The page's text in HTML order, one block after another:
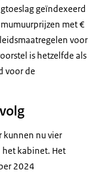
geïndexeerd
met €
voor
is hetzelfde als
voor de
kunnen nu vier
het kabinet. Het
2024